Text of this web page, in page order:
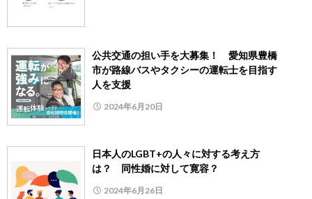
公共交通の担い手を大募集！ 愛知県豊橋
市が路線バスやタクシーの運転士を目指す
人を支援
2024年6月20日
日本人のLGBT+の人々に対する考え方
は？ 同性婚に対して寛容？
2024年6月26日